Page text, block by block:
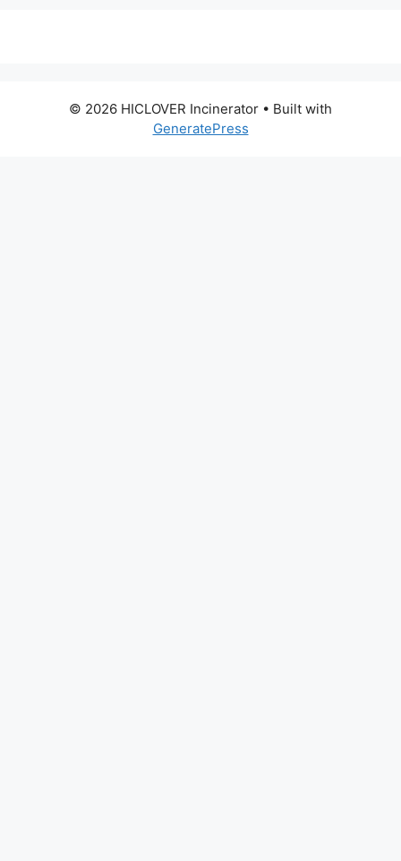
© 2026 HICLOVER Incinerator • Built with
GeneratePress